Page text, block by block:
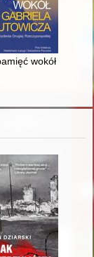
przekazie
wokół
dóbr Księstwa